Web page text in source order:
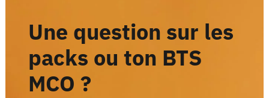
Une question sur les
packs ou ton BTS
MCO ?